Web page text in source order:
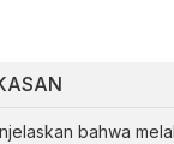
bahwa